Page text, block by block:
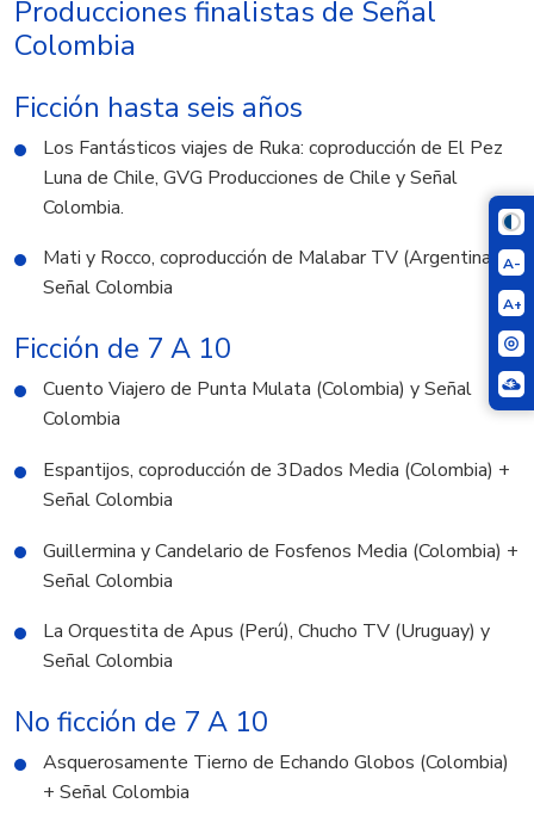
A-
A+
Producciones finalistas de Señal
Colombia
Ficción hasta seis años
Los Fantásticos viajes de Ruka: coproducción de El Pez
Luna de Chile, GVG Producciones de Chile y Señal
Colombia.
Mati y Rocco, coproducción de Malabar TV (Argentina) y
Señal Colombia
Ficción de 7 A 10
Cuento Viajero de Punta Mulata (Colombia) y Señal
Colombia
Espantijos, coproducción de 3Dados Media (Colombia) +
Señal Colombia
Guillermina y Candelario de Fosfenos Media (Colombia) +
Señal Colombia
La Orquestita de Apus (Perú), Chucho TV (Uruguay) y
Señal Colombia
No ficción de 7 A 10
Asquerosamente Tierno de Echando Globos (Colombia)
+ Señal Colombia